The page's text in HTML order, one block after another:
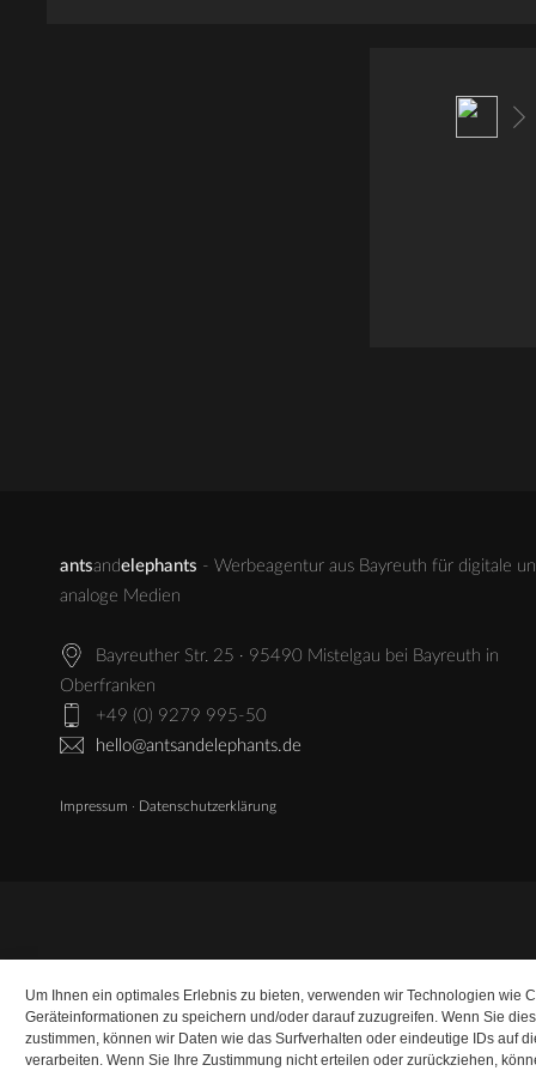
Um Ihnen ein optimales Erlebnis zu bieten, verwenden wir Technologien wie
Geräteinformationen zu speichern und/oder darauf zuzugreifen. Wenn Sie
zustimmen, können wir Daten wie das Surfverhalten oder eindeutige IDs auf
verarbeiten. Wenn Sie Ihre Zustimmung nicht erteilen oder zurückziehen,
antsandelephants - Werbeagentur aus Bayreuth für digitale
analoge Medien
Bayreuther Str. 25 · 95490 Mistelgau bei Bayreuth in
Oberfranken
+49 (0) 9279 995-50
hello@antsandelephants.de
Impressum · Datenschutzerklärung